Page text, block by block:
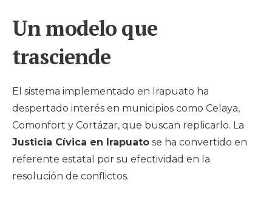
Un modelo que
trasciende
El sistema implementado en Irapuato ha
despertado interés en municipios como Celaya,
Comonfort y Cortázar, que buscan replicarlo. La
Justicia Cívica en Irapuato se ha convertido en
referente estatal por su efectividad en la
resolución de conflictos.